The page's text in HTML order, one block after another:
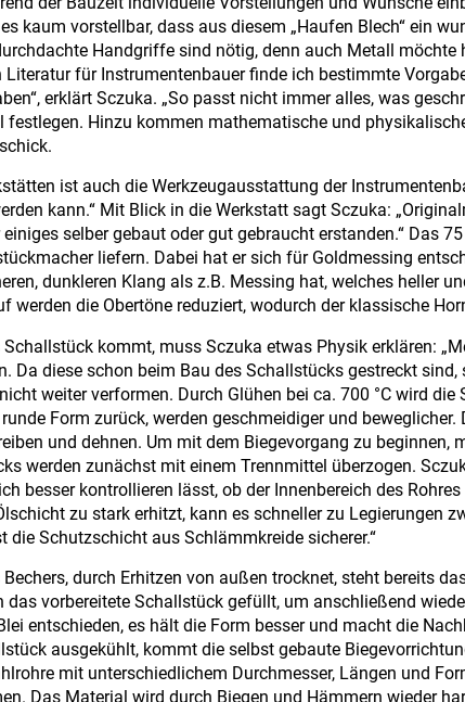
kaum vorstellbar, dass aus diesem „Haufen Blech“ ein
Handgriffe sind nötig, denn auch Metall möchte
Literatur für Instrumentenbauer finde ich bestimmte
erklärt Sczuka. „So passt nicht immer alles, was
Hinzu kommen mathematische und
ist auch die Werkzeugausstattung der
kann.“ Mit Blick in die Werkstatt sagt Sczuka:
selber gebaut oder gut gebraucht erstanden.“ Das
liefern. Dabei hat er sich für Goldmessing
dunkleren Klang als z.B. Messing hat, welches heller
werden die Obertöne reduziert, wodurch der klassische
kommt, muss Sczuka etwas Physik erklären:
Da diese schon beim Bau des Schallstücks gestreckt
weiter verformen. Durch Glühen bei ca. 700 °C wird die
Form zurück, werden geschmeidiger und
und dehnen. Um mit dem Biegevorgang zu beginnen,
werden zunächst mit einem Trennmittel überzogen.
besser kontrollieren lässt, ob der Innenbereich des
zu stark erhitzt, kann es schneller zu Legierungen
Schutzschicht aus Schlämmkreide sicherer.“
durch Erhitzen von außen trocknet, steht bereits
vorbereitete Schallstück gefüllt, um anschließend
entschieden, es hält die Form besser und macht die
ausgekühlt, kommt die selbst gebaute
mit unterschiedlichem Durchmesser, Längen und
Das Material wird durch Biegen und Hämmern wieder